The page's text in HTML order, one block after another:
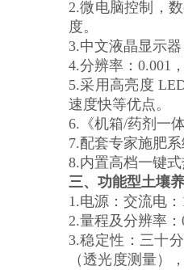
2.微电脑控制，
度。
3.中文液晶显示
4.分辨率：0.001
5.采用高亮度
速度快等优点。
6.《机箱/药剂一
7.配套专家施肥
8.内置高档一键
三、 功能型土壤
1.电源：交流电
2.量程及分辨率：
3.稳定性：三十
（透光度测量）